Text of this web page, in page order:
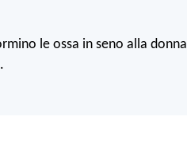
le ossa in seno alla donna